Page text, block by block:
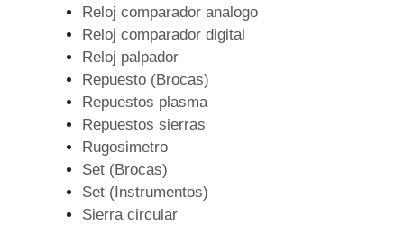
Reloj comparador analogo
Reloj comparador digital
Reloj palpador
Repuesto (Brocas)
Repuestos plasma
Repuestos sierras
Rugosimetro
Set (Brocas)
Set (Instrumentos)
Sierra circular